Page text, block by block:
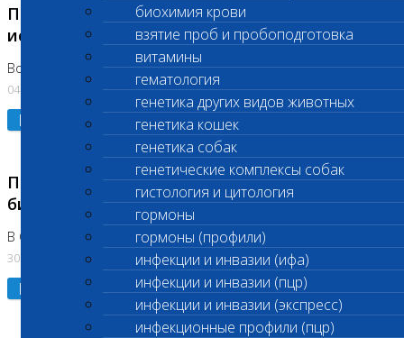
биохимия крови
взятие проб и пробоподготовка
витамины
гематология
генетика других видов животных
генетика кошек
генетика собак
генетические комплексы собак
гистология и цитология
гормоны
гормоны (профили)
инфекции и инвазии (ифа)
инфекции и инвазии (пцр)
инфекции и инвазии (экспресс)
инфекционные профили (пцр)
Приостановка срочных биохимических
исследований
Во Владыкино
04.08.2026
Подробнее
Приостановлено выполнение срочных
биохимических исследований
В Сколково. Код (123,309,310)
30.07.2026
Подробнее